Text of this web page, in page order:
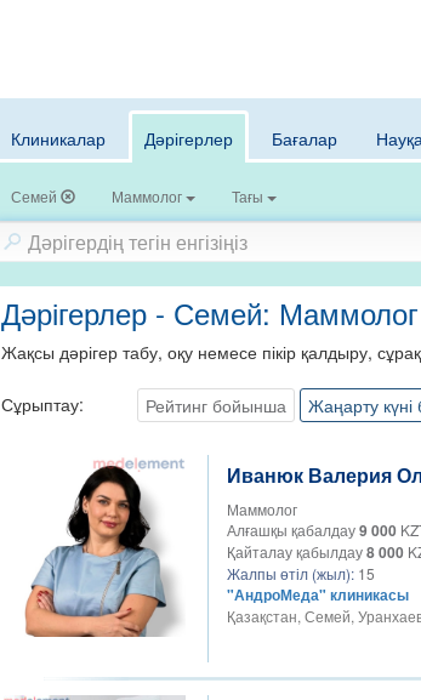
Клиникалар Дәрігерлер Бағалар
Семей Маммолог Тағы
Дәрігерлер - Семей: Маммолог
Жақсы дәрігер табу, оқу немесе пікір қалдыру,
Сұрыптау: Рейтинг бойынша Жаңарту
Иванюк Валерия
Маммолог
Алғашқы қабалдау9 000
Қайталау қабылдау8 000
Жалпы өтіл (жыл):15
"АндроМеда" клиникасы
Қазақстан, Семей, Уранхаев